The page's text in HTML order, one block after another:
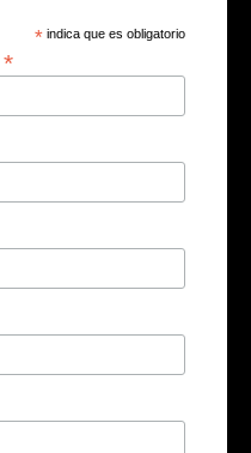
* indica que es obligatorio
*